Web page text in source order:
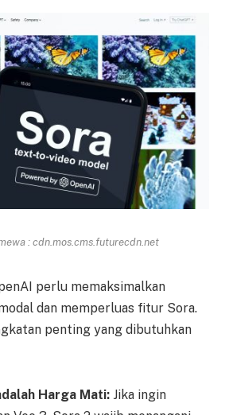
: cdn.mos.cms.futurecdn.net
perlu memaksimalkan
dan memperluas fitur Sora.
penting yang dibutuhkan
Harga Mati: Jika ingin